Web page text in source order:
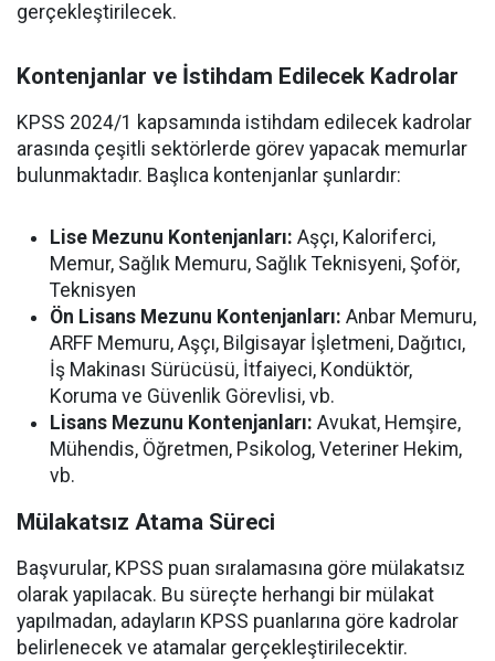
gerçekleştirilecek.
Kontenjanlar ve İstihdam Edilecek Kadrolar
KPSS 2024/1 kapsamında istihdam edilecek kadrolar
arasında çeşitli sektörlerde görev yapacak memurlar
bulunmaktadır. Başlıca kontenjanlar şunlardır:
Lise Mezunu Kontenjanları: Aşçı, Kaloriferci,
Memur, Sağlık Memuru, Sağlık Teknisyeni, Şoför,
Teknisyen
Ön Lisans Mezunu Kontenjanları: Anbar Memuru,
ARFF Memuru, Aşçı, Bilgisayar İşletmeni, Dağıtıcı,
İş Makinası Sürücüsü, İtfaiyeci, Kondüktör,
Koruma ve Güvenlik Görevlisi, vb.
Lisans Mezunu Kontenjanları: Avukat, Hemşire,
Mühendis, Öğretmen, Psikolog, Veteriner Hekim,
vb.
Mülakatsız Atama Süreci
Başvurular, KPSS puan sıralamasına göre mülakatsız
olarak yapılacak. Bu süreçte herhangi bir mülakat
yapılmadan, adayların KPSS puanlarına göre kadrolar
belirlenecek ve atamalar gerçekleştirilecektir.